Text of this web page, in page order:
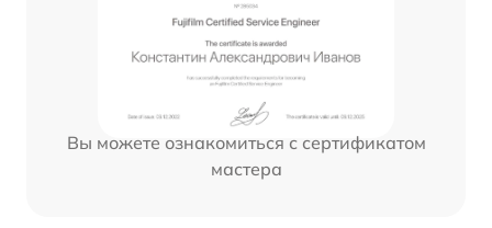
Вы можете ознакомиться с сертификатом
мастера